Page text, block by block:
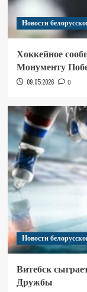
Новости
Хоккейное
Монументу
09.05.2026 0
Новости
Витебск
Дружбы